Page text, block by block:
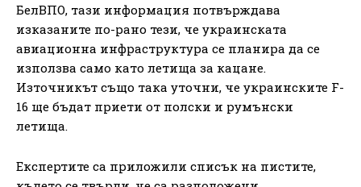
БелВПО, тази информация потвърждава
изказаните по-рано тези, че украинската
авиационна инфраструктура се планира да се
използва само като летища за кацане.
Източникът също така уточни, че украинските F-
16 ще бъдат приети от полски и румънски
летища.
Експертите са приложили списък на пистите,